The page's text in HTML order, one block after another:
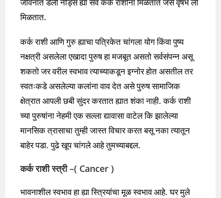
मिळतात.
कर्क राशी आणि गुरु ह्याचा पत्रिकेत चांगला योग किंवा पुष्य
नक्षत्री असलेला एखादा पुरुष हा मजबूत असतो सर्वसंपन्न असू
शकतो जर वरील स्वभाव त्याच्याकडून इग्नोर होत असतील तर
स्वतःकडे असलेल्या कलांना वाव देत असे पुरुष सामाजिक
क्षेत्रात आपली छबी सुंदर करतात ह्यात शंका नाही. कर्क राशी
च्या पुरुषांना नेहमी एक सल्ला द्यावासा वाटेल कि झालेल्या
मानसिक त्रासाचा तुम्ही जास्त विचार करत बसू नका त्यातून
बाहेर पडा. पुढे खूप चांगले आहे तुमच्याबद्दल.
कर्क राशी स्त्री –( Cancer )
भावनाशील स्वभाव हा ह्या स्त्रियांचा मूळ स्वभाव आहे. घर मुले